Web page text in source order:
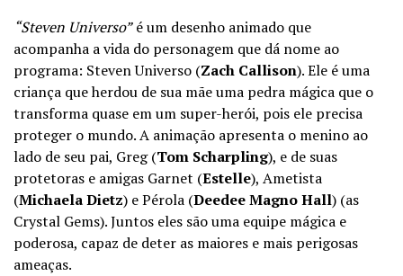
“Steven Universo”é um desenho animado que
acompanha a vida do personagem que dá nome ao
programa: Steven Universo (Zach Callison). Ele é uma
criança que herdou de sua mãe uma pedra mágica que o
transforma quase em um super-herói, pois ele precisa
proteger o mundo. A animação apresenta o menino ao
lado de seu pai, Greg (Tom Scharpling), e de suas
protetoras e amigas Garnet (Estelle), Ametista
(Michaela Dietz) e Pérola (Deedee Magno Hall) (as
Crystal Gems). Juntos eles são uma equipe mágica e
poderosa, capaz de deter as maiores e mais perigosas
ameaças.